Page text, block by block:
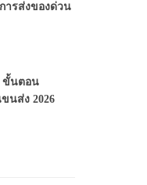
ารส่งของด่วน
ขั้นตอน
นส่ง 2026